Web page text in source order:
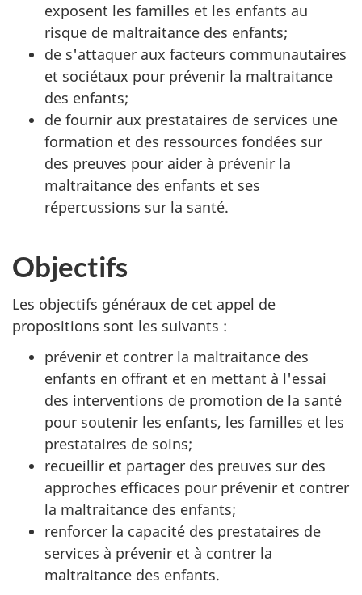
exposent les familles et les enfants au
risque de maltraitance des enfants;
de s'attaquer aux facteurs communautaires
et sociétaux pour prévenir la maltraitance
des enfants;
de fournir aux prestataires de services une
formation et des ressources fondées sur
des preuves pour aider à prévenir la
maltraitance des enfants et ses
répercussions sur la santé.
Objectifs
Les objectifs généraux de cet appel de
propositions sont les suivants :
prévenir et contrer la maltraitance des
enfants en offrant et en mettant à l'essai
des interventions de promotion de la santé
pour soutenir les enfants, les familles et les
prestataires de soins;
recueillir et partager des preuves sur des
approches efficaces pour prévenir et contrer
la maltraitance des enfants;
renforcer la capacité des prestataires de
services à prévenir et à contrer la
maltraitance des enfants.